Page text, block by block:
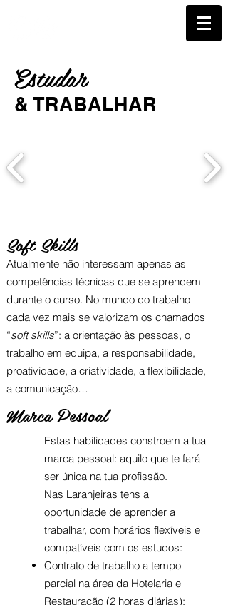
Estudar
& TRABALHAR
Soft Skills
Atualmente não interessam apenas as
competências técnicas que se aprendem
durante o curso. No mundo do trabalho
cada vez mais se valorizam os chamados
“soft skills”: a orientação às pessoas, o
trabalho em equipa, a responsabilidade,
proatividade, a criatividade, a flexibilidade,
a comunicação…
Marca Pessoal
Estas habilidades constroem a tua
marca pessoal: aquilo que te fará
ser única na tua profissão.
Nas Laranjeiras tens a
oportunidade de aprender a
trabalhar, com horários flexíveis e
compatíveis com os estudos:
Contrato de trabalho a tempo
parcial na área da Hotelaria e
Restauração (2 horas diárias);